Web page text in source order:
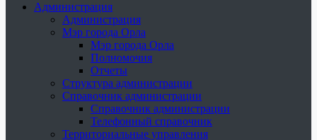
Администрация
Администрация
Мэр города Орла
Мэр города Орла
Полномочия
Отчеты
Структура администрации
Справочник администрации
Справочник администрации
Телефонный справочник
Территориальные управления